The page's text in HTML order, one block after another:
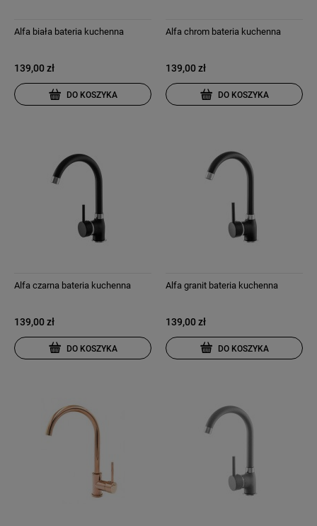
Alfa biała bateria kuchenna
139,00 zł
DO KOSZYKA
Alfa chrom bateria kuchenna
139,00 zł
DO KOSZYKA
Alfa czarna bateria kuchenna
139,00 zł
DO KOSZYKA
Alfa granit bateria kuchenna
139,00 zł
DO KOSZYKA